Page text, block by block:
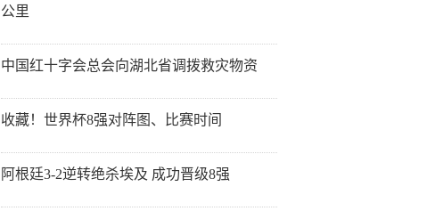
公里
中国红十字会总会向湖北省调拨救灾物资
收藏！世界杯8强对阵图、比赛时间
阿根廷3-2逆转绝杀埃及 成功晋级8强